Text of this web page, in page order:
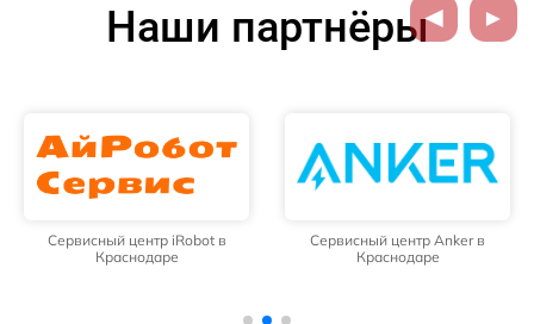
Наши партнёры
Сервисный центр iRobot в
Краснодаре
Сервисный центр Anker в
Краснодаре